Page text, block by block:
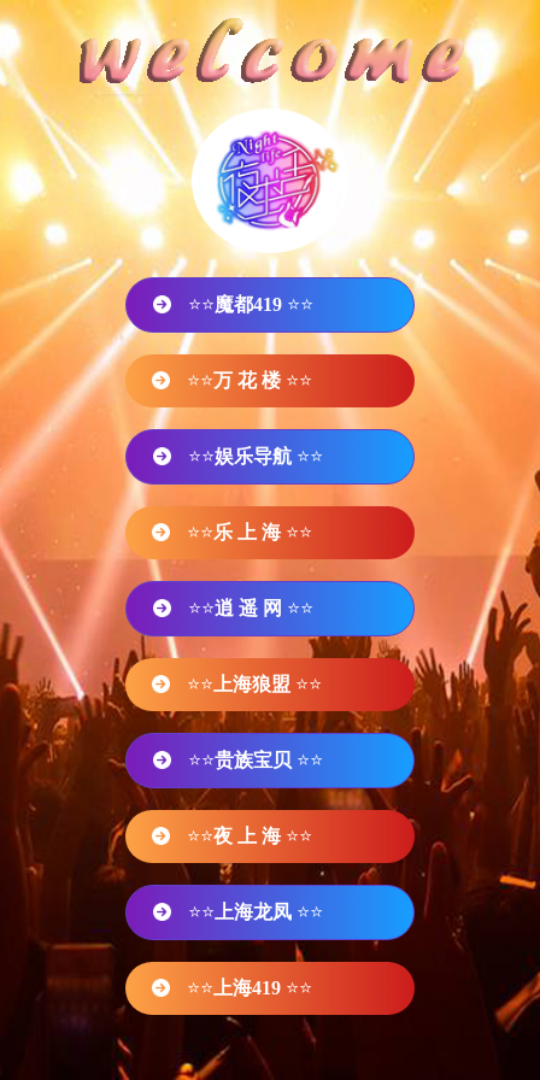
⭐⭐魔都419 ⭐⭐
⭐⭐万 花 楼 ⭐⭐
⭐⭐娱乐导航 ⭐⭐
⭐⭐乐 上 海 ⭐⭐
⭐⭐逍 遥 网 ⭐⭐
⭐⭐ 上海狼盟 ⭐⭐
⭐⭐贵族宝贝 ⭐⭐
⭐⭐夜 上 海 ⭐⭐
⭐⭐ 上海龙凤 ⭐⭐
⭐⭐ 上海419 ⭐⭐